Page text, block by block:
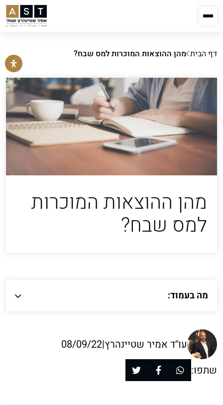
דף הבית מהן ההוצאות המוכרות למס שבח?
מהן ההוצאות המוכרות
למס שבח?
מה בעמוד:
עו"ד אמיר שטיינהרץ|
08/09/22
שתפו: